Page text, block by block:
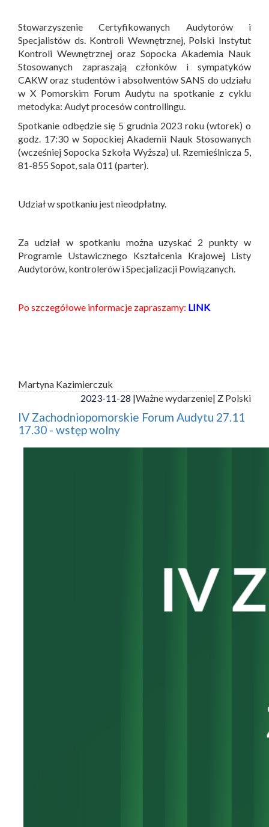
Stowarzyszenie Certyfikowanych Audytorów i
Specjalistów ds. Kontroli Wewnętrznej, Polski Instytut
Kontroli Wewnętrznej oraz Sopocka Akademia Nauk
Stosowanych zapraszają członków i sympatyków
CAKW oraz studentów i absolwentów SANS do udziału
w X Pomorskim Forum Audytu na spotkanie z cyklu
metodyka: Audyt procesów controllingu.
Spotkanie odbędzie się 5 grudnia 2023 roku (wtorek) o
godz. 17:30 w Sopockiej Akademii Nauk Stosowanych
(wcześniej Sopocka Szkoła Wyższa) ul. Rzemieślnicza 5,
81-855 Sopot, sala 011 (parter).
Udział w spotkaniu jest nieodpłatny.
Za udział w spotkaniu można uzyskać 2 punkty w
Programie Ustawicznego Kształcenia Krajowej Listy
Audytorów, kontrolerów i Specjalizacji Powiązanych.
Po szczegółowe informacje zapraszamy: LINK
Martyna Kazimierczuk
2023-11-28 |Ważne wydarzenie| Z Polski
IV Zachodniopomorskie Forum Audytu 27.11
17.30 - wstęp wolny